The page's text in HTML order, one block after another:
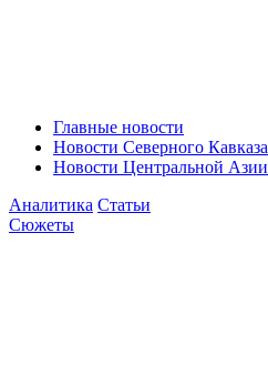
Главные новости
Новости Северного Кавказа
Новости Центральной Азии
Аналитика Статьи
Сюжеты